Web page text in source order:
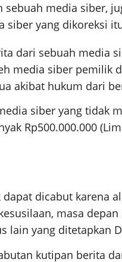
sebuah media siber,
siber yang dikoreksi
dari sebuah media
media siber pemilik
akibat hukum dari
siber yang tidak
Rp500.000.000
dicabut karena
masa
lain yang ditetapkan
kutipan berita